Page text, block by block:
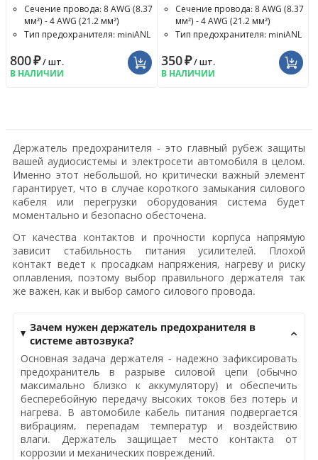
Сечение провода: 8 AWG (8.37
мм²) - 4 AWG (21.2 мм²)
Тип предохранителя: miniANL
Номинал предохранителя: 60
A
800₽/ шт.
В НАЛИЧИИ
Сечение провода: 8 AWG (8.37
мм²) - 4 AWG (21.2 мм²)
Тип предохранителя: miniANL
350₽/ шт.
В НАЛИЧИИ
Держатель предохранителя - это главный рубеж защиты
вашей аудиосистемы и электросети автомобиля в целом.
Именно этот небольшой, но критически важный элемент
гарантирует, что в случае короткого замыкания силового
кабеля или перегрузки оборудования система будет
моментально и безопасно обесточена.
От качества контактов и прочности корпуса напрямую
зависит стабильность питания усилителей. Плохой
контакт ведет к просадкам напряжения, нагреву и риску
оплавления, поэтому выбор правильного держателя так
же важен, как и выбор самого силового провода.
Зачем нужен держатель предохранителя в
системе автозвука?
Основная задача держателя - надежно зафиксировать
предохранитель в разрыве силовой цепи (обычно
максимально близко к аккумулятору) и обеспечить
бесперебойную передачу высоких токов без потерь и
нагрева. В автомобиле кабель питания подвергается
вибрациям, перепадам температур и воздействию
влаги. Держатель защищает место контакта от
коррозии и механических повреждений.